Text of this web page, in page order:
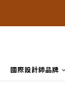
國際設計師品牌